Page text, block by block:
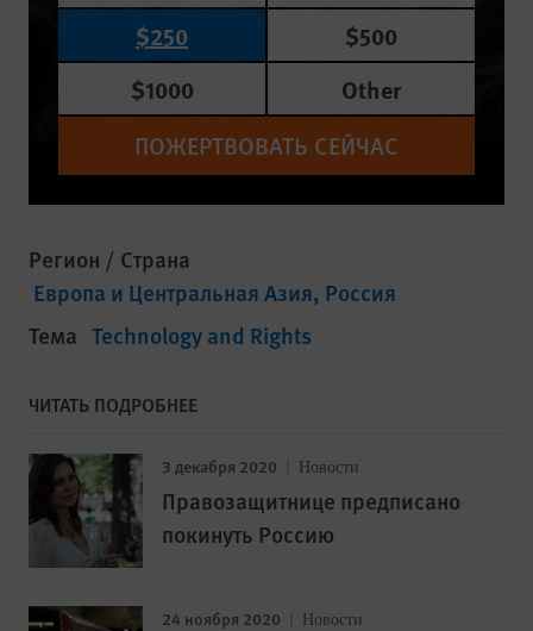
$250
$500
$1000
Other
ПОЖЕРТВОВАТЬ СЕЙЧАС
Регион / Страна
Европа и Центральная Азия Россия
Тема Technology and Rights
ЧИТАТЬ ПОДРОБНЕЕ
3 декабря 2020 Новости
Правозащитнице предписано
покинуть Россию
24 ноября 2020 Новости